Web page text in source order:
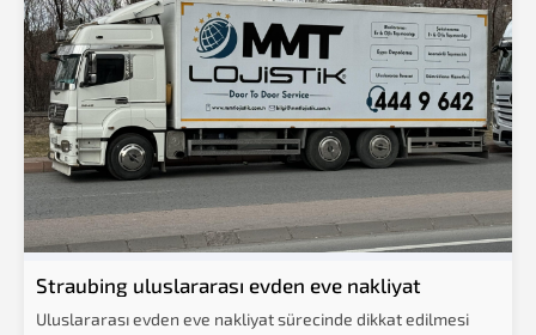
Straubing uluslararası evden eve nakliyat
Uluslararası evden eve nakliyat sürecinde dikkat edilmesi